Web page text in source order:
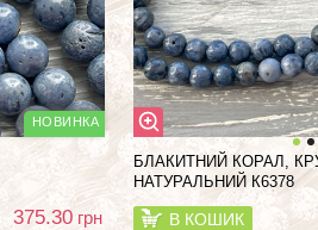
375.30 грн
БЛАКИТНИЙ КОРАЛ,
НАТУРАЛЬНИЙ К6378
В КОШИК